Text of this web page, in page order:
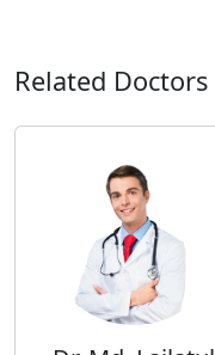
Related Doctors